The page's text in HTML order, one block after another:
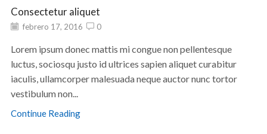
Consectetur aliquet
febrero 17, 2016 0
Lorem ipsum donec mattis mi congue non pellentesque
luctus, sociosqu justo id ultrices sapien aliquet curabitur
iaculis, ullamcorper malesuada neque auctor nunc tortor
vestibulum non...
Continue Reading